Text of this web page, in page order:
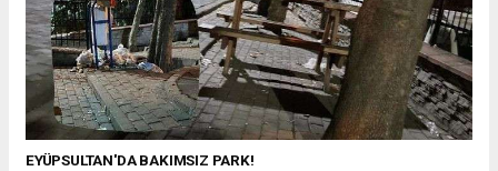
EYÜPSULTAN'DA BAKIMSIZ PARK!